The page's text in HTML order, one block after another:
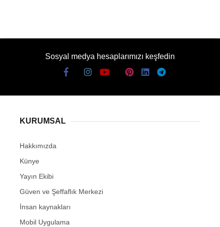
Sosyal medya hesaplarımızı keşfedin
KURUMSAL
Hakkımızda
Künye
Yayın Ekibi
Güven ve Şeffaflık Merkezi
İnsan kaynakları
Mobil Uygulama